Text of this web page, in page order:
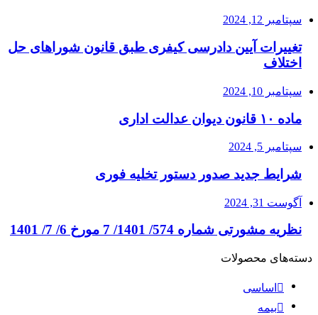
سپتامبر 12, 2024
تغییرات آیین دادرسی کیفری طبق قانون شوراهای حل
اختلاف
سپتامبر 10, 2024
ماده ۱۰ قانون دیوان عدالت اداری
سپتامبر 5, 2024
شرایط جدید صدور دستور تخلیه فوری
آگوست 31, 2024
نظریه مشورتی شماره 574/ 1401/ 7 مورخ 6/ 7/ 1401
دسته‌های محصولات
اساسی
بیمه